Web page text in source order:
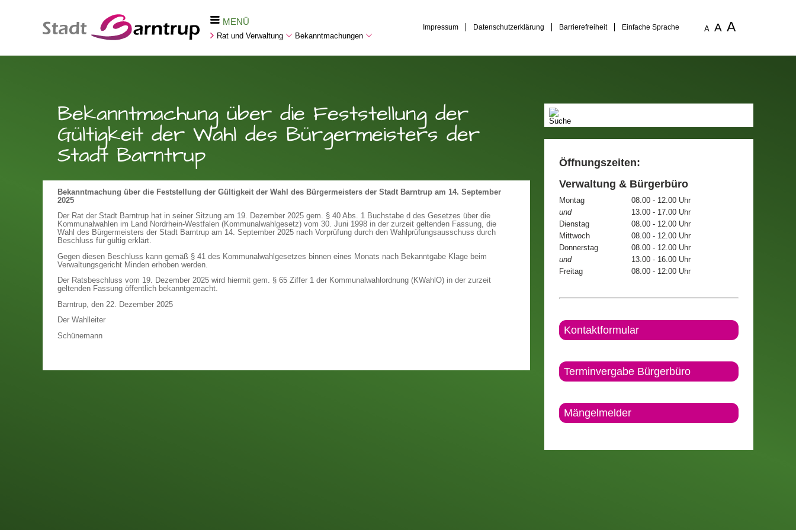
MENÜ
Rat und Verwaltung Bekanntmachungen
Impressum Datenschutzerklärung Barrierefreiheit Einfache Sprache A A A
Bekanntmachung über die Feststellung der
Gültigkeit der Wahl des Bürgermeisters der
Stadt Barntrup
Bekanntmachung über die Feststellung der Gültigkeit der Wahl des Bürgermeisters der Stadt Barntrup am 14. September
2025
Der Rat der Stadt Barntrup hat in seiner Sitzung am 19. Dezember 2025 gem. § 40 Abs. 1 Buchstabe d des Gesetzes über die
Kommunalwahlen im Land Nordrhein-Westfalen (Kommunalwahlgesetz) vom 30. Juni 1998 in der zurzeit geltenden Fassung, die
Wahl des Bürgermeisters der Stadt Barntrup am 14. September 2025 nach Vorprüfung durch den Wahlprüfungsausschuss durch
Beschluss für gültig erklärt.
Gegen diesen Beschluss kann gemäß § 41 des Kommunalwahlgesetzes binnen eines Monats nach Bekanntgabe Klage beim
Verwaltungsgericht Minden erhoben werden.
Der Ratsbeschluss vom 19. Dezember 2025 wird hiermit gem. § 65 Ziffer 1 der Kommunalwahlordnung (KWahlO) in der zurzeit
geltenden Fassung öffentlich bekanntgemacht.
Barntrup, den 22. Dezember 2025
Der Wahlleiter
Schünemann
Öffnungszeiten:
Verwaltung & Bürgerbüro
Montag
08.00 - 12.00 Uhr
und
13.00 - 17.00 Uhr
Dienstag
08.00 - 12.00 Uhr
Mittwoch
08.00 - 12.00 Uhr
Donnerstag
08.00 - 12.00 Uhr
und
13.00 - 16.00 Uhr
Freitag
08.00 - 12:00 Uhr
Kontaktformular
Terminvergabe Bürgerbüro
Mängelmelder